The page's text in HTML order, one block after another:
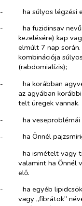
-​
ha súlyos légzési
-​
ha fuzidinsav
kezelésére) kap
elmúlt 7 nap
kombinációja
(rabdomialízis);
-​
ha korábban
az agyában
telt üregek vannak.
-​
ha veseproblémái
-​
ha Önnél
-​
ha ismételt vagy
valamint ha Önnél
elő.
-​
ha egyéb
vagy „fibrátok”